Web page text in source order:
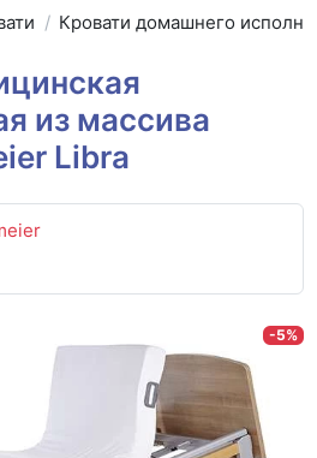
Кровати домашнего
из массива
Libra
-5%